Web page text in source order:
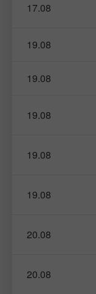
17.08
19.08
19.08
19.08
19.08
19.08
20.08
20.08